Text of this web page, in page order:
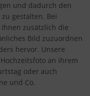
und dadurch den
gestalten. Bei
zusätzlich die
Bild zuzuordnen
hervor. Unsere
an ihrem
oder auch
und Co.